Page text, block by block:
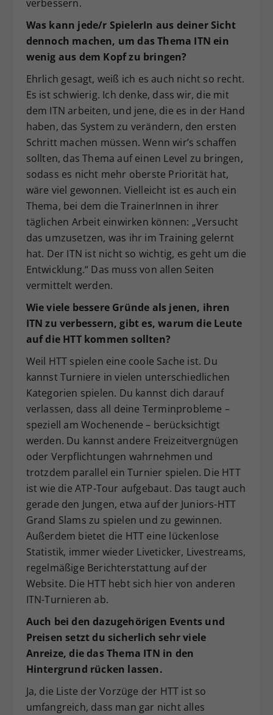
verbessern.
Was kann jede/r SpielerIn aus deiner Sicht
dennoch machen, um das Thema ITN ein
wenig aus dem Kopf zu bringen?
Ehrlich gesagt, weiß ich es auch nicht so recht.
Es ist schwierig. Ich denke, dass wir, die mit
dem ITN arbeiten, und jene, die es in der Hand
haben, das System zu verändern, den ersten
Schritt machen müssen. Wenn wir’s schaffen
sollten, das Thema auf einen Level zu bringen,
sodass es nicht mehr oberste Priorität hat,
wäre viel gewonnen. Vielleicht ist es auch ein
Thema, bei dem die TrainerInnen in ihrer
täglichen Arbeit einwirken können: „Versucht
das umzusetzen, was ihr im Training gelernt
hat. Der ITN ist nicht so wichtig, es geht um die
Entwicklung.“ Das muss von allen Seiten
vermittelt werden.
Wie viele bessere Gründe als jenen, ihren
ITN zu verbessern, gibt es, warum die Leute
auf die HTT kommen sollten?
Weil HTT spielen eine coole Sache ist. Du
kannst Turniere in vielen unterschiedlichen
Kategorien spielen. Du kannst dich darauf
verlassen, dass all deine Terminprobleme –
speziell am Wochenende – berücksichtigt
werden. Du kannst andere Freizeitvergnügen
oder Verpflichtungen wahrnehmen und
trotzdem parallel ein Turnier spielen. Die HTT
ist wie die ATP-Tour aufgebaut. Das taugt auch
gerade den Jungen, etwa auf der Juniors-HTT
Grand Slams zu spielen und zu gewinnen.
Außerdem bietet die HTT eine lückenlose
Statistik, immer wieder Liveticker, Livestreams,
regelmäßige Berichterstattung auf der
Website. Die HTT hebt sich hier von anderen
ITN-Turnieren ab.
Auch bei den dazugehörigen Events und
Preisen setzt du sicherlich sehr viele
Anreize, die das Thema ITN in den
Hintergrund rücken lassen.
Ja, die Liste der Vorzüge der HTT ist so
umfangreich, dass man gar nicht alles